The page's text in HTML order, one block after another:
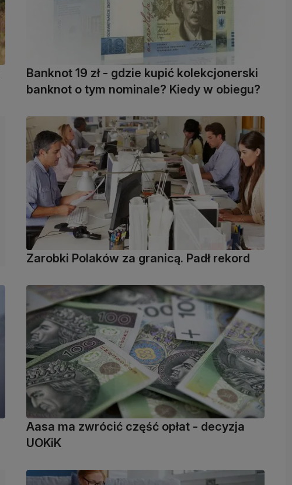
Banknot 19 zł - gdzie kupić kolekcjonerski
banknot o tym nominale? Kiedy w obiegu?
Zarobki Polaków za granicą. Padł rekord
Aasa ma zwrócić część opłat - decyzja
UOKiK